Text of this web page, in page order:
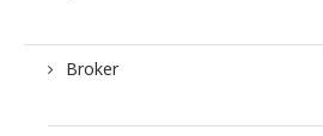
Broker